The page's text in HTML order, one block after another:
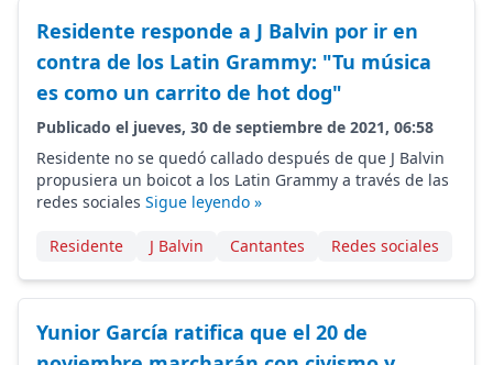
Residente responde a J Balvin por ir en
contra de los Latin Grammy: "Tu música
es como un carrito de hot dog"
Publicado el jueves, 30 de septiembre de 2021, 06:58
Residente no se quedó callado después de que J Balvin
propusiera un boicot a los Latin Grammy a través de las
redes sociales Sigue leyendo »
Residente J Balvin Cantantes Redes sociales
Yunior García ratifica que el 20 de